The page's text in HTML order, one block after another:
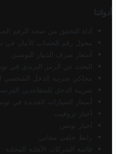
أدواتنا
أداة التحقق من صحة الرقم
محول رقم الحساب الآيبان في
أسعار صرف الدينار التونسي
البحث عن الرمز البريدي في
محاكي ضريبة الدخل الشخصي
ضريبة الدخل للمتقاعدين
أسعار السيارات الجديدة في
أخبار تروفيت
أخبار تونس
رابط خلفي مجاني
قائمة الشركات الأهلية المحلية